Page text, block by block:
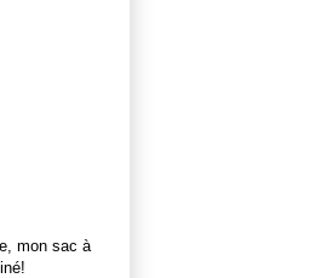
mon sac à